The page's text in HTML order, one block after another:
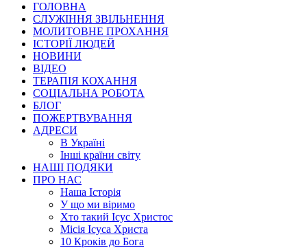
ГОЛОВНА
СЛУЖІННЯ ЗВІЛЬНЕННЯ
МОЛИТОВНЕ ПРОХАННЯ
ІСТОРІЇ ЛЮДЕЙ
НОВИНИ
ВІДЕО
ТЕРАПІЯ КОХАННЯ
СОЦІАЛЬНА РОБОТА
БЛОГ
ПОЖЕРТВУВАННЯ
АДРЕСИ
В Україні
Інші країни світу
НАШІ ПОДЯКИ
ПРО НАС
Наша Історія
У що ми віримо
Хто такий Ісус Христос
Місія Ісуса Христа
10 Кроків до Бога